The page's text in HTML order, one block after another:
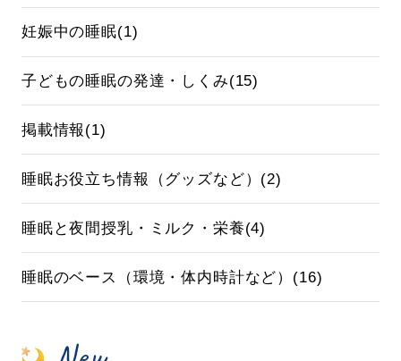
妊娠中の睡眠(1)
子どもの睡眠の発達・しくみ(15)
掲載情報(1)
睡眠お役立ち情報（グッズなど）(2)
睡眠と夜間授乳・ミルク・栄養(4)
睡眠のベース（環境・体内時計など）(16)